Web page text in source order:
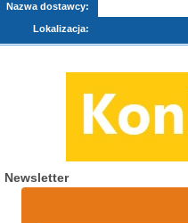
Nazwa dostawcy:
Lokalizacja:
Newsletter